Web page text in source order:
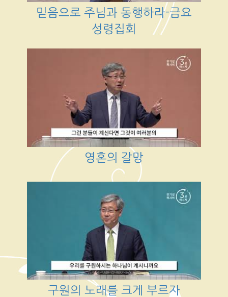
믿음으로 주님과 동행하라-금요
성령집회
영혼의 갈망
구원의 노래를 크게 부르자